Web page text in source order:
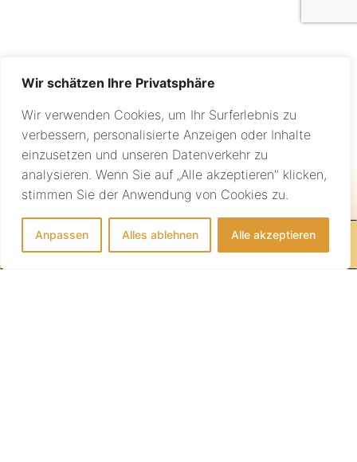
Wir schätzen Ihre Privatsphäre
Wir verwenden Cookies, um Ihr Surferlebnis zu
verbessern, personalisierte Anzeigen oder Inhalte
einzusetzen und unseren Datenverkehr zu
analysieren. Wenn Sie auf „Alle akzeptieren" klicken,
stimmen Sie der Anwendung von Cookies zu.
Anpassen Alles ablehnen Alle akzeptieren
IHRE REISE BEGINNT HIER!
Individuelle Beratung